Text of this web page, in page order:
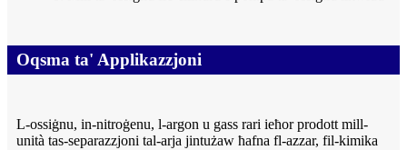
Oqsma ta' Applikazzjoni
L-ossiġnu, in-nitroġenu, l-argon u gass rari ieħor prodott mill-
unità tas-separazzjoni tal-arja jintużaw ħafna fl-azzar, fil-kimika